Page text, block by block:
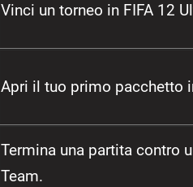
Vinci un torneo in FIFA 12
Apri il tuo primo pacchetto
Termina una partita contro
Team.